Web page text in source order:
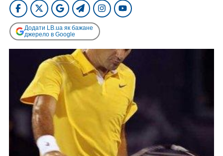
Додати LB.ua як бажане
джерело в Google